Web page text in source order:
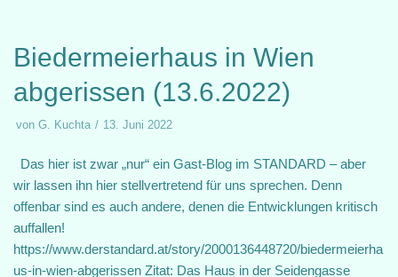
Biedermeierhaus in Wien
abgerissen (13.6.2022)
von G. Kuchta 13. Juni 2022
Das hier ist zwar „nur“ ein Gast-Blog im STANDARD – aber
wir lassen ihn hier stellvertretend für uns sprechen. Denn
offenbar sind es auch andere, denen die Entwicklungen kritisch
auffallen!
https://www.derstandard.at/story/2000136448720/biedermeierha
us-in-wien-abgerissen Zitat: Das Haus in der Seidengasse